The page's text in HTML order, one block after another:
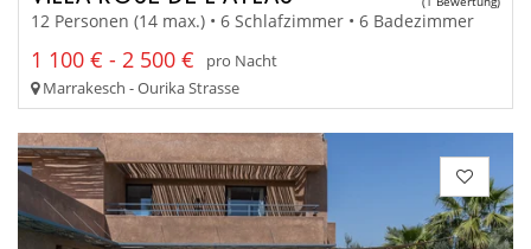
12 Personen (14 max.) • 6 Schlafzimmer • 6 Badezimmer
1 100 € - 2 500 €
pro Nacht
Marrakesch - Ourika Strasse